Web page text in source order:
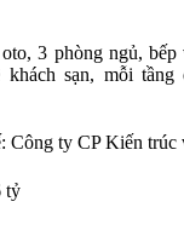
3 phòng ngủ, bếp
khách sạn, mỗi
Công ty CP Kiến trúc
tỷ